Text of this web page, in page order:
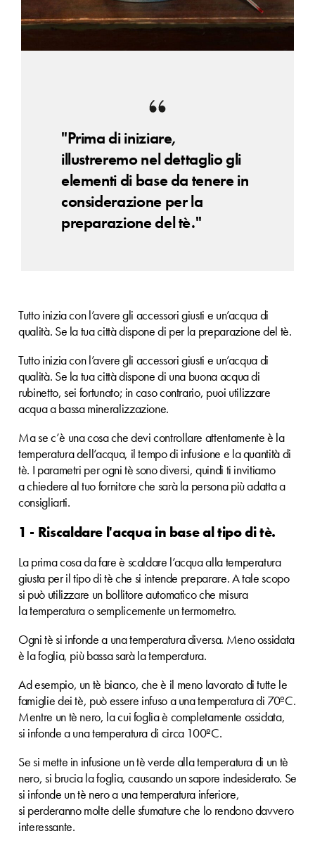
"Prima di iniziare,
illustreremo nel dettaglio gli
elementi di base da tenere in
considerazione per la
preparazione del tè."
Tutto inizia con l’avere gli accessori giusti e un’acqua di
qualità. Se la tua città dispone di per la preparazione del tè.
Tutto inizia con l’avere gli accessori giusti e un’acqua di
qualità. Se la tua città dispone di una buona acqua di
rubinetto, sei fortunato; in caso contrario, puoi utilizzare
acqua a bassa mineralizzazione.
Ma se c’è una cosa che devi controllare attentamente è la
temperatura dell’acqua, il tempo di infusione e la quantità di
tè. I parametri per ogni tè sono diversi, quindi ti invitiamo
a chiedere al tuo fornitore che sarà la persona più adatta a
consigliarti.
1 - Riscaldare l'acqua in base al tipo di tè.
La prima cosa da fare è scaldare l’acqua alla temperatura
giusta per il tipo di tè che si intende preparare. A tale scopo
si può utilizzare un bollitore automatico che misura
la temperatura o semplicemente un termometro.
Ogni tè si infonde a una temperatura diversa. Meno ossidata
è la foglia, più bassa sarà la temperatura.
Ad esempio, un tè bianco, che è il meno lavorato di tutte le
famiglie dei tè, può essere infuso a una temperatura di 70ºC.
Mentre un tè nero, la cui foglia è completamente ossidata,
si infonde a una temperatura di circa 100ºC.
Se si mette in infusione un tè verde alla temperatura di un tè
nero, si brucia la foglia, causando un sapore indesiderato. Se
si infonde un tè nero a una temperatura inferiore,
si perderanno molte delle sfumature che lo rendono davvero
interessante.